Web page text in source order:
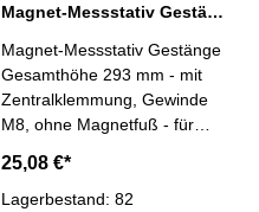
Magnet-Messstativ Gestänge Gesamthöhe 293 mm mit Zentralklemmung
Magnet-Messstativ Gestänge
Gesamthöhe 293 mm - mit
Zentralklemmung, Gewinde
M8, ohne Magnetfuß - für
Aufnahme - passend zu
Artikelnummer 208.109 -
25,08 €*
Lagerbestand: 82